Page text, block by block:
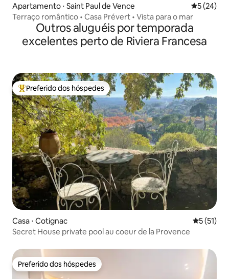
Apartamento ⋅ Saint Paul de Vence 5 de uma
5 (24)
Terraço romântico • Casa Prévert • Vista para o mar
Outros aluguéis por temporada
excelentes perto de Riviera Francesa
Entre os melhores preferidos dos hóspedes
Preferido dos hóspedes
Casa ⋅ Cotignac 5 de uma
5 (51)
Secret House private pool au coeur de la Provence
Preferido dos hóspedes
Preferido dos hóspedes